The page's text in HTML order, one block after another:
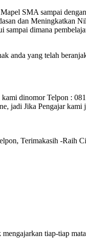
SMA sampai
dan Meningkatkan
dimana
anda yang telah
dinomor Telpon :
Jika Pengajar
Terimakasih -Raih
tiap-tiap